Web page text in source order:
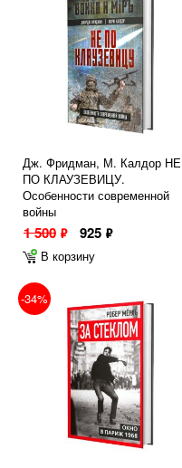
Дж. Фридман, М. Калдор НЕ
ПО КЛАУЗЕВИЦУ.
Особенности современной
войны
1 500 ф 925 ф
В корзину
-34%